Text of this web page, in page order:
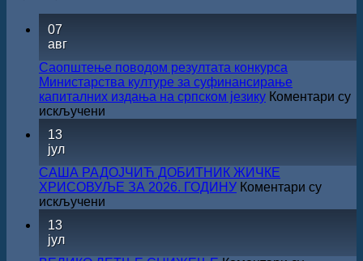
07
авг
Саопштење поводом резултата конкурса
Министарства културе за суфинансирање
капиталних издања на српском језику Коментари су
искључени
конкурса
Министарства
културе
за
издања
13
јул
САША РАДОЈЧИЋ ДОБИТНИК ЖИЧКЕ
ХРИСОВУЉЕ ЗА 2026. ГОДИНУ Коментари су
искључени
13
јул